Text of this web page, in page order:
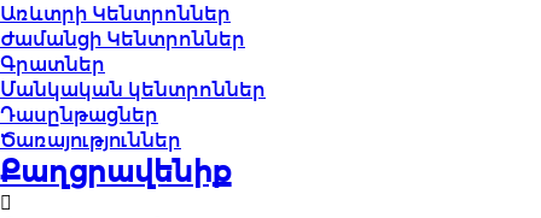
Առևտրի Կենտրոններ
Ժամանցի Կենտրոններ
Գրատներ
Մանկական կենտրոններ
Դասընթացներ
Ծառայություններ
Քաղցրավենիք